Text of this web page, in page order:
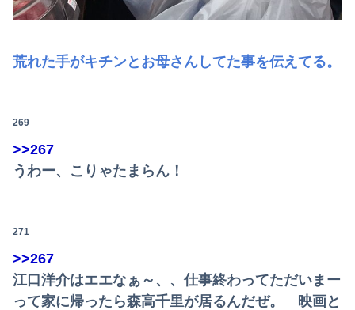
荒れた手がキチンとお母さんしてた事を伝えてる。
269
>>267
うわー、こりゃたまらん！
271
>>267
江口洋介はエエなぁ～、、仕事終わってただいまー
って家に帰ったら森高千里が居るんだぜ。 映画と